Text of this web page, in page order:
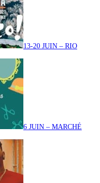
13-20 JUIN – RIO
6 JUIN – MARCHÉ